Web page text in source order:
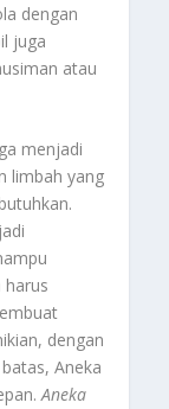
dengan
juga
atau
menjadi
limbah yang
harus
dengan
Aneka
Aneka